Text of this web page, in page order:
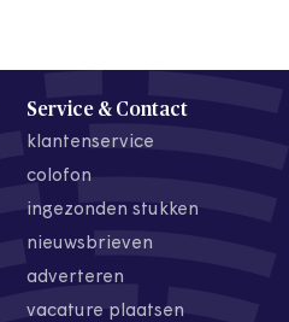
Service & Contact
klantenservice
colofon
ingezonden stukken
nieuwsbrieven
adverteren
vacature plaatsen